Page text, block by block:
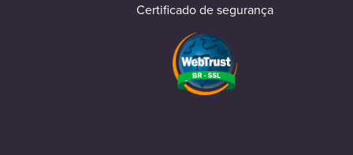
Certificado de segurança